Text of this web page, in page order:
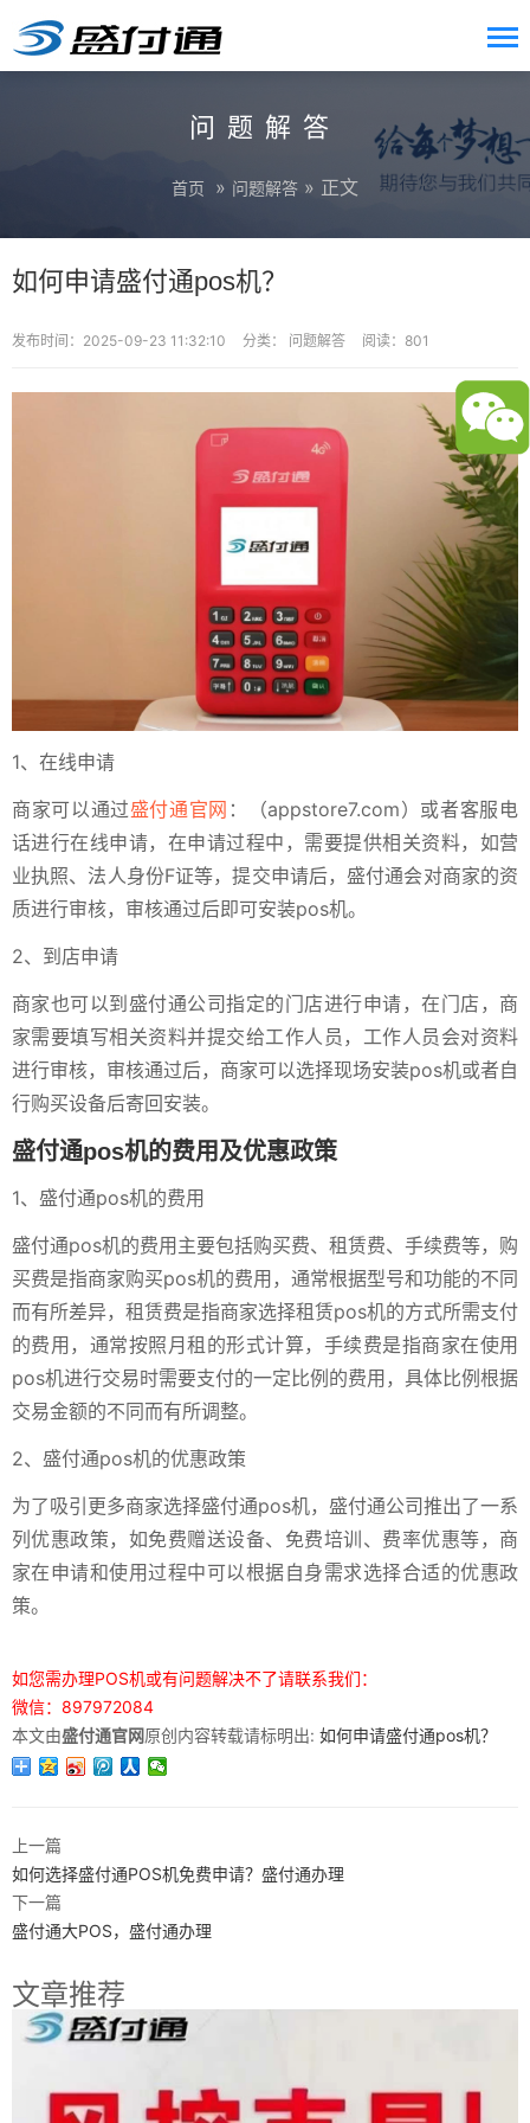
问题解答
首页 » 问题解答 » 正文
如何申请盛付通pos机？
发布时间：2025-09-23 11:32:10 分类： 问题解答 阅读：801
1、在线申请
商家可以通过盛付通官网 ：（appstore7.com）或者客服电
话进行在线申请，在申请过程中，需要提供相关资料，如营
业执照、法人身份F证等，提交申请后，盛付通会对商家的资
质进行审核，审核通过后即可安装pos机。
2、到店申请
商家也可以到盛付通公司指定的门店进行申请，在门店，商
家需要填写相关资料并提交给工作人员，工作人员会对资料
进行审核，审核通过后，商家可以选择现场安装pos机或者自
行购买设备后寄回安装。
盛付通pos机的费用及优惠政策
1、盛付通pos机的费用
盛付通pos机的费用主要包括购买费、租赁费、手续费等，购
买费是指商家购买pos机的费用，通常根据型号和功能的不同
而有所差异，租赁费是指商家选择租赁pos机的方式所需支付
的费用，通常按照月租的形式计算，手续费是指商家在使用
pos机进行交易时需要支付的一定比例的费用，具体比例根据
交易金额的不同而有所调整。
2、盛付通pos机的优惠政策
为了吸引更多商家选择盛付通pos机，盛付通公司推出了一系
列优惠政策，如免费赠送设备、免费培训、费率优惠等，商
家在申请和使用过程中可以根据自身需求选择合适的优惠政
策。
如您需办理POS机或有问题解决不了请联系我们：
微信：897972084
本文由盛付通官网原创内容转载请标明出: 如何申请盛付通pos机？
上一篇
如何选择盛付通POS机免费申请？盛付通办理
下一篇
盛付通大POS，盛付通办理
文章推荐